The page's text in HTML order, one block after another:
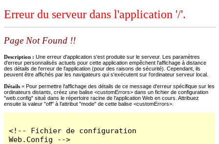
Erreur du serveur dans l'application '/'.
Page Not Found !!
Description : Une erreur d'application s'est produite sur le serveur. Les paramètres
d'erreur personnalisés actuels pour cette application empêchent l'affichage à distance
des détails de l'erreur de l'application (pour des raisons de sécurité). Cependant, ils
peuvent être affichés par les navigateurs qui s'exécutent sur l'ordinateur serveur local.
Détails = Pour permettre l'affichage des détails de ce message d'erreur spécifique sur les
ordinateurs distants, créez une balise <customErrors> dans un fichier de configuration
"web.config" situé dans le répertoire racine de l'application Web en cours. Attribuez
ensuite la valeur "off" à l'attribut "mode" de cette balise <customErrors>.
<!-- Fichier de configuration
Web.Config -->